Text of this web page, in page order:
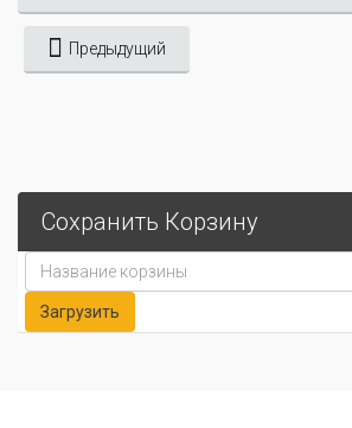
Предыдущий
Сохранить Корзину